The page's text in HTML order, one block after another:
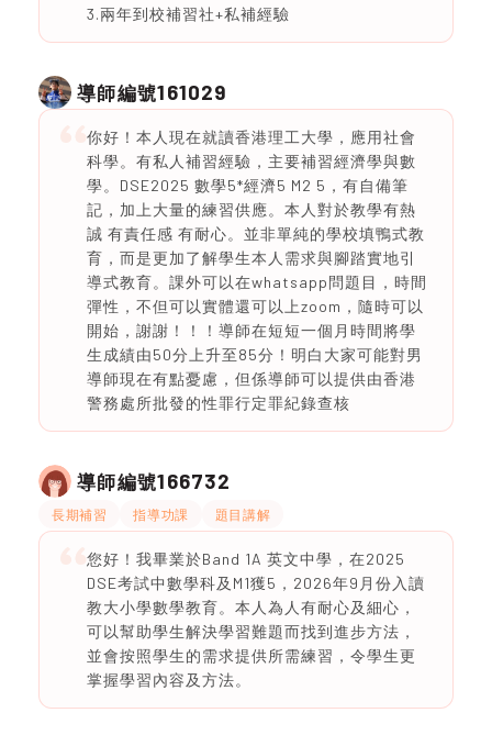
3.兩年到校補習社+私補經驗
導師編號161029
你好！本人現在就讀香港理工大學，應用社會
科學。有私人補習經驗，主要補習經濟學與數
學。DSE2025 數學5*經濟5 M2 5，有自備筆
記，加上大量的練習供應。本人對於教學有熱
誠 有責任感 有耐心。並非單純的學校填鴨式教
育，而是更加了解學生本人需求與腳踏實地引
導式教育。課外可以在whatsapp問題目，時間
彈性，不但可以實體還可以上zoom，隨時可以
開始，謝謝！！！導師在短短一個月時間將學
生成績由50分上升至85分！明白大家可能對男
導師現在有點憂慮，但係導師可以提供由香港
警務處所批發的性罪行定罪紀錄查核
導師編號166732
長期補習 指導功課 題目講解
您好！我畢業於Band 1A 英文中學，在2025
DSE考試中數學科及M1獲5，2026年9月份入讀
教大小學數學教育。本人為人有耐心及細心，
可以幫助學生解決學習難題而找到進步方法，
並會按照學生的需求提供所需練習，令學生更
掌握學習內容及方法。